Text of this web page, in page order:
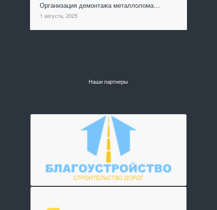
Организация демонтажа металлолома…
1 августа, 2025
Наши партнеры